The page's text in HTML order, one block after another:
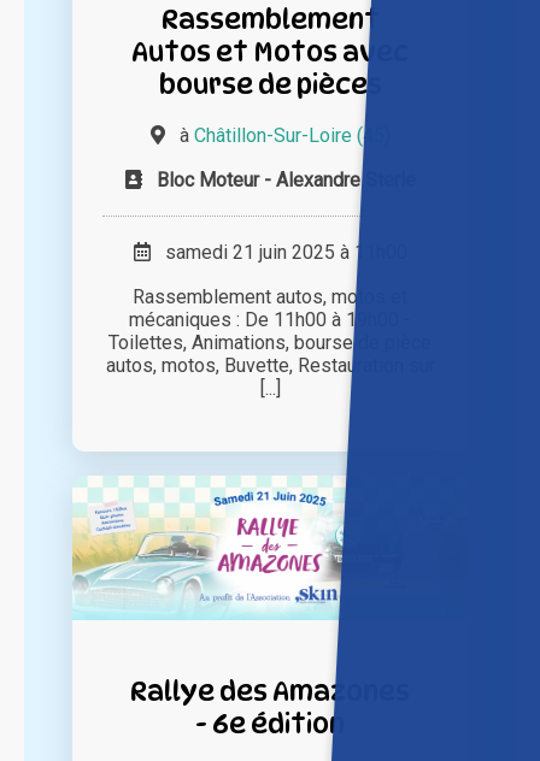
Rassemblement
Autos et Motos avec
bourse de pièces
à Châtillon-Sur-Loire (45)
Bloc Moteur - Alexandre Sterle
samedi 21 juin 2025 à 11h00
Rassemblement autos, motos et
mécaniques : De 11h00 à 19h00 -
Toilettes, Animations, bourse de pièce
autos, motos, Buvette, Restauration sur
[...]
Rallye des Amazones
- 6e édition